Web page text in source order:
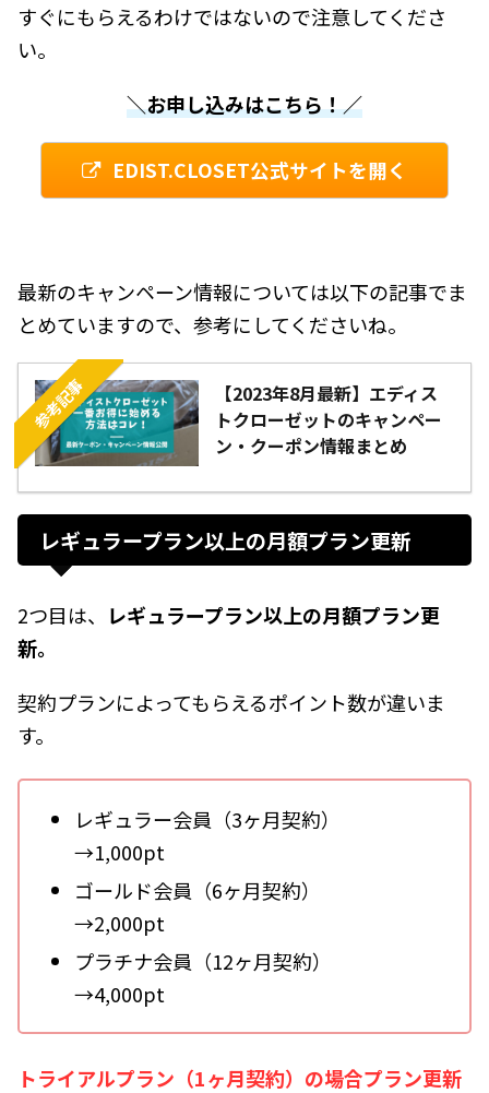
すぐにもらえるわけではないので注意してくださ
い。
＼お申し込みはこちら！／
EDIST.CLOSET公式サイトを開く
最新のキャンペーン情報については以下の記事でま
とめていますので、参考にしてくださいね。
参考記事
【2023年8月最新】エディス
トクローゼットのキャンペー
ン・クーポン情報まとめ
レギュラープラン以上の月額プラン更新
2つ目は、
レギュラープラン以上の月額プラン更
新。
契約プランによってもらえるポイント数が違いま
す。
レギュラー会員（3ヶ月契約）
→1,000pt
ゴールド会員（6ヶ月契約）
→2,000pt
プラチナ会員（12ヶ月契約）
→4,000pt
トライアルプラン（1ヶ月契約）の場合プラン更新